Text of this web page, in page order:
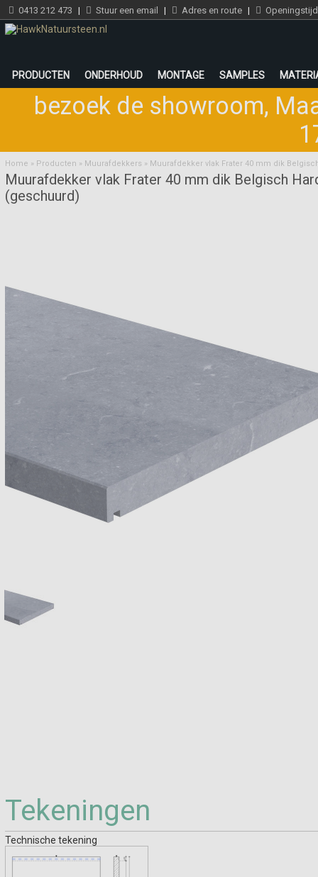
0413 212 473 | Stuur een email | Adres en route |
PRODUCTEN ONDERHOUD MONTAGE SAMPLES
bezoek de showroom,
Home » Producten » Muurafdekkers » Muurafdekker vlak Frater 40 mm dik
Muurafdekker vlak Frater 40 mm dik Belgisch
(geschuurd)
Tekeningen
Technische tekening